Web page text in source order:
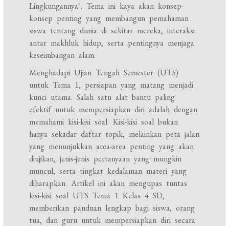
Lingkungannya". Tema ini kaya akan konsep-
konsep penting yang membangun pemahaman
siswa tentang dunia di sekitar mereka, interaksi
antar makhluk hidup, serta pentingnya menjaga
keseimbangan alam.
Menghadapi Ujian Tengah Semester (UTS)
untuk Tema 1, persiapan yang matang menjadi
kunci utama. Salah satu alat bantu paling
efektif untuk mempersiapkan diri adalah dengan
memahami kisi-kisi soal. Kisi-kisi soal bukan
hanya sekadar daftar topik, melainkan peta jalan
yang menunjukkan area-area penting yang akan
diujikan, jenis-jenis pertanyaan yang mungkin
muncul, serta tingkat kedalaman materi yang
diharapkan. Artikel ini akan mengupas tuntas
kisi-kisi soal UTS Tema 1 Kelas 4 SD,
memberikan panduan lengkap bagi siswa, orang
tua, dan guru untuk mempersiapkan diri secara